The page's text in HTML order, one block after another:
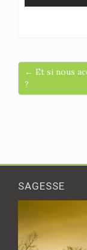
← Et si nous
?
SAGESSE